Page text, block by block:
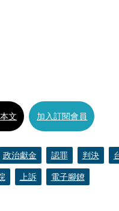
文 加入訂閱會員
政治獻金 認罪 判決
上訴 電子腳鐐